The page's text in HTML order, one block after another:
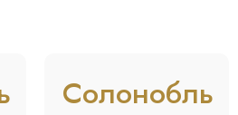
Солонобль